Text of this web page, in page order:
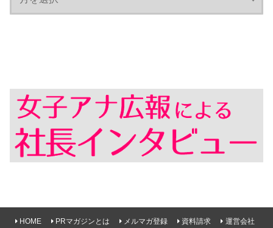
HOME PRマガジンとは メルマガ登録 資料請求 運営会社